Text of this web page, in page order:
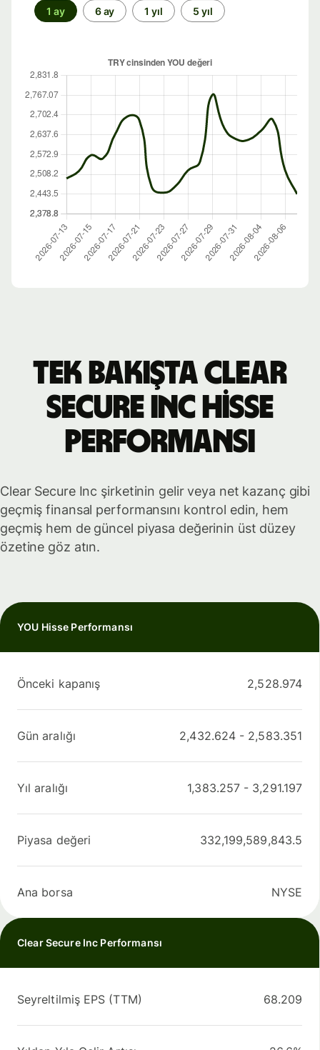
1 ay 6 ay 1 yıl 5 yıl
Tek bakışta Clear
Secure Inc hisse
performansı
Clear Secure Inc şirketinin gelir veya net kazanç gibi
geçmiş finansal performansını kontrol edin, hem
geçmiş hem de güncel piyasa değerinin üst düzey
özetine göz atın.
YOU Hisse Performansı
Önceki kapanış 2,528.974
Gün aralığı 2,432.624 - 2,583.351
Yıl aralığı 1,383.257 - 3,291.197
Piyasa değeri 332,199,589,843.5
Ana borsa NYSE
Clear Secure Inc Performansı
Seyreltilmiş EPS (TTM) 68.209